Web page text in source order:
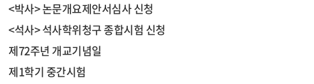
<박사> 논문개요제안서심사 신청
<석사> 석사학위청구 종합시험 신청
제72주년 개교기념일
제1학기 중간시험